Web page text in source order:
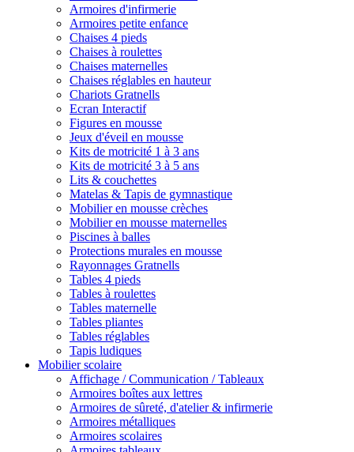
Armoires d'infirmerie
Armoires petite enfance
Chaises 4 pieds
Chaises à roulettes
Chaises maternelles
Chaises réglables en hauteur
Chariots Gratnells
Ecran Interactif
Figures en mousse
Jeux d'éveil en mousse
Kits de motricité 1 à 3 ans
Kits de motricité 3 à 5 ans
Lits & couchettes
Matelas & Tapis de gymnastique
Mobilier en mousse crèches
Mobilier en mousse maternelles
Piscines à balles
Protections murales en mousse
Rayonnages Gratnells
Tables 4 pieds
Tables à roulettes
Tables maternelle
Tables pliantes
Tables réglables
Tapis ludiques
Mobilier scolaire
Affichage / Communication / Tableaux
Armoires boîtes aux lettres
Armoires de sûreté, d'atelier & infirmerie
Armoires métalliques
Armoires scolaires